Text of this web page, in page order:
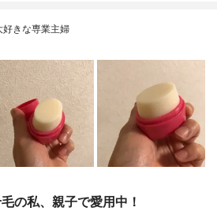
好きな専業主婦
の私、親子で愛用中！